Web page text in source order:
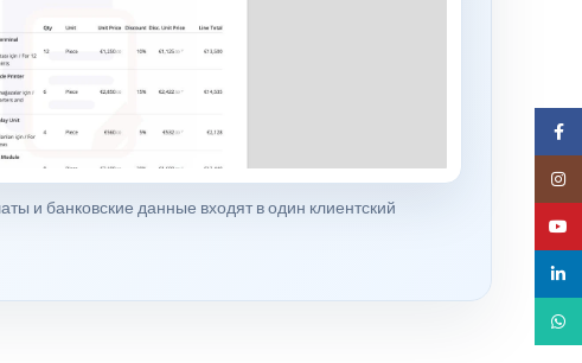
и банковские данные входят в один клиентский